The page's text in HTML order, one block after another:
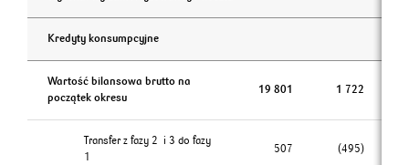
Kredyty konsumpcyjne
Wartość bilansowa brutto na
początek okresu
19 801 1 722
Transfer z fazy 2 i 3 do fazy
1
507 (495)